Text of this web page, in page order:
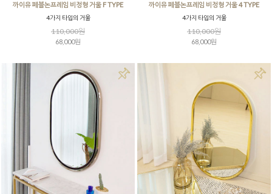
까이유 페블논프레임 비정형 거울 F TYPE
4가지 타입의 거울
110,000원
68,000원
까이유 페블논프레임 비정형 거울 4 TYPE
4가지 타입의 거울
110,000원
68,000원